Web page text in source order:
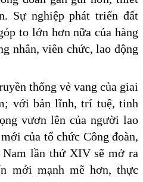
Sự nghiệp phát triển đất
to lớn hơn nữa của hàng
nhân, viên chức, lao động
thống vẻ vang của giai
với bản lĩnh, trí tuệ, tinh
vươn lên của người lao
của tổ chức Công đoàn,
lần thứ XIV sẽ mở ra
mới mạnh mẽ hơn, thực